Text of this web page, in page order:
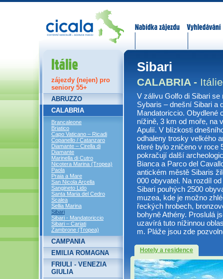
Sibari
CALABRIA - Itálie
V zálivu Golfo di Sibari
Sybaris – dnešní Sibari a
Mandatoriccio. Obydlené
nížině, 3 km od moře, na
Apulií. V blízkosti
odhaleny trosky velkého
které bylo zničeno v roce
pokračují další
Bianca a Parco del
antickém městě Sibaris
000 obyvatel. Na rozdíl
Sibari pouhých 2500
muzea, kde je možno
řeckých hrobech,
bohyně Athény. Proslulá
uzavírá tuto nížinnou
m. Pláže jsou zde
Hotely a residence
Itálie
zájezdy (nejen) pro
seniory 55+
ABRUZZO
CALABRIA
Brancaleone
Briatico
Capo Vaticano – Ricadi
Copanello / Catanzaro
Diamante – Cirella di
Diamante
Marinella di Cutro
Nicotera Marina (Tropea)
Paola
Praia a Mare
San Nicola Arcella
Sangineto Lido
Santa Maria del Cedro
Scalea
Sellia Marina
Sibari
Sibari - Mandatoriccio
Sibari – Cariati
Zambrone (Tropea)
CAMPANIA
EMILIA ROMAGNA
FRIULI - VENEZIA
GIULIA